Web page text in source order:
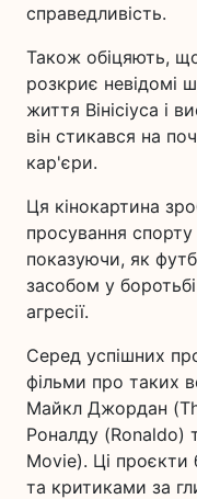
справедливість.
Також обіцяють,
розкриє невідомі
життя Вінісіуса і
він стикався на
кар'єри.
Ця кінокартина
просування
показуючи, як
засобом у
агресії.
Серед успішних
фільми про таких
Майкл Джордан
Роналду (Ronaldo)
Movie). Ці проєкти
та критиками за